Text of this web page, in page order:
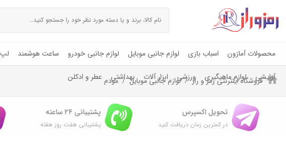
محصولات آمازون اسباب بازی لوازم جانبی موبایل لوازم جانبی خودرو ساعت هوشمند
آرایشی لوازم ماهیگیری ورزشی ابزار آلات بهداشتی عطر و ادکلن فروشگاه اینترنتی رمز و راز لوازم جانبی موبایل مودم
تحویل اکسپرس
در کمترین زمان دریافت کنید
پشتیبانی ۲۴ ساعته
پشتیبانی هفت روز هفته